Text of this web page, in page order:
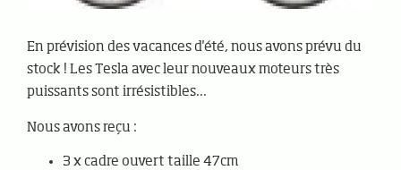
En prévision des vacances d'été, nous avons prévu du
stock ! Les Tesla avec leur nouveaux moteurs très
puissants sont irrésistibles...
Nous avons reçu :
3 x cadre ouvert taille 47cm